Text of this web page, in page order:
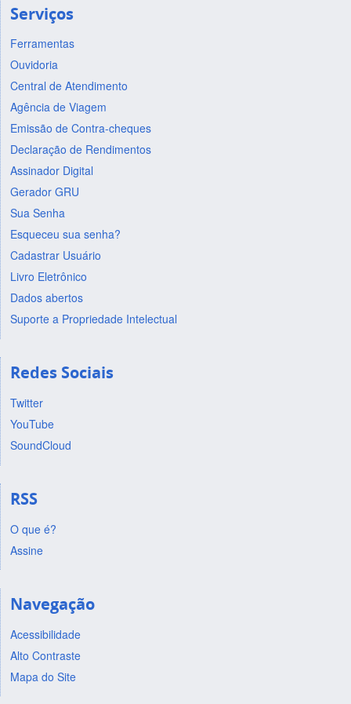
Serviços
Ferramentas
Ouvidoria
Central de Atendimento
Agência de Viagem
Emissão de Contra-cheques
Declaração de Rendimentos
Assinador Digital
Gerador GRU
Sua Senha
Esqueceu sua senha?
Cadastrar Usuário
Livro Eletrônico
Dados abertos
Suporte a Propriedade Intelectual
Redes Sociais
Twitter
YouTube
SoundCloud
RSS
O que é?
Assine
Navegação
Acessibilidade
Alto Contraste
Mapa do Site